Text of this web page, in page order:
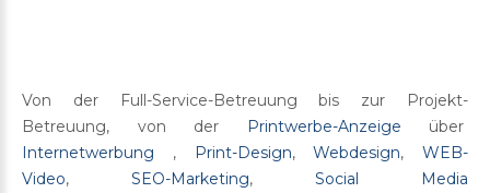
Von der Full-Service-Betreuung bis zur Projekt-
Betreuung, von der
Printwerbe-Anzeige über
Internetwerbung , Print-Design,Webdesign, WEB-
Video, SEO-Marketing, Social Media